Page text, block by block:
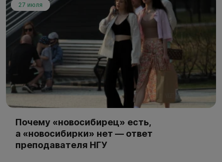
27 июля
Почему «новосибирец» есть,
а «новосибирки» нет — ответ
преподавателя НГУ